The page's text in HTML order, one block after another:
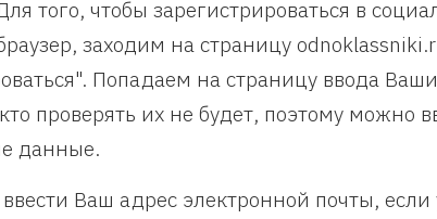
того, чтобы зарегистрироваться в
заходим на страницу
Попадаем на страницу ввода
проверять их не будет, поэтому можно
данные.
Ваш адрес электронной почты, если